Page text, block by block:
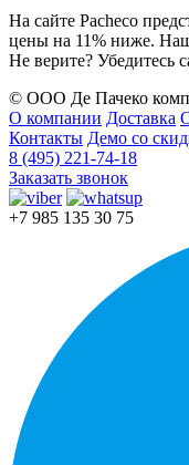
На сайте Pacheco
цены на 11% ниже.
Не верите? Убедитесь
© ООО Де Пачеко
О компании Доставка
Контакты Демо со
8 (495) 221-74-18
Заказать звонок
+7 985 135 30 75